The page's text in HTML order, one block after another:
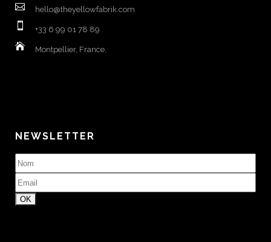
hello@theyellowfabrik.com
+33 6 99 01 78 89
Montpellier, France.
NEWSLETTER